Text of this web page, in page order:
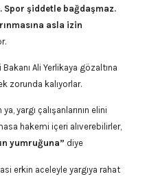
Spor şiddetle bağdaşmaz.
asla izin
Ali Yerlikaya gözaltına
zorunda kalıyorlar.
yargı çalışanlarının elini
hakemi içeri alıverebilirler,
yumruğuna” diye
erkin aceleyle yargıya rahat